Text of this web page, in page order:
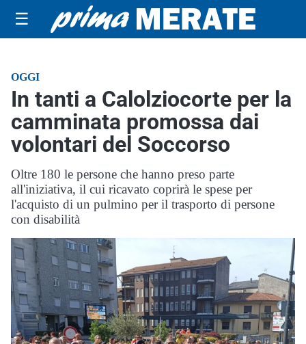
☰
OGGI
In tanti a Calolziocorte per la
camminata promossa dai
volontari del Soccorso
Oltre 180 le persone che hanno preso parte
all'iniziativa, il cui ricavato coprirà le spese per
l'acquisto di un pulmino per il trasporto di persone
con disabilità